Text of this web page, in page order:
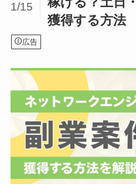
獲得する方法
1/15
広告